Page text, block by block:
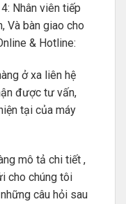
Nhân viên tiếp
Và bàn giao cho
& Hotline:
ở xa liên hệ
được tư vấn,
tại của máy
mô tả chi tiết ,
cho chúng tôi
câu hỏi sau